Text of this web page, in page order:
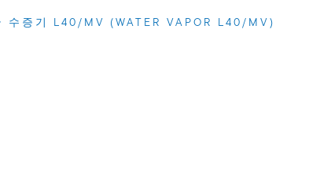
수증기 L40/MV (WATER VAPOR L40/MV)